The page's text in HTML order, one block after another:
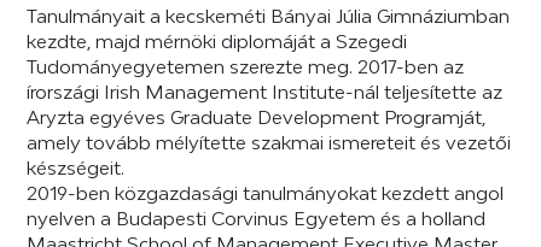
Tanulmányait a kecskeméti Bányai Júlia Gimnáziumban
kezdte, majd mérnöki diplomáját a Szegedi
Tudományegyetemen szerezte meg. 2017-ben az
írországi Irish Management Institute-nál teljesítette az
Aryzta egyéves Graduate Development Programját,
amely tovább mélyítette szakmai ismereteit és vezetői
készségeit.
2019-ben közgazdasági tanulmányokat kezdett angol
nyelven a Budapesti Corvinus Egyetem és a holland